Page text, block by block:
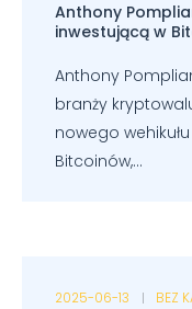
Anthony
inwestującą w
Anthony
branży
nowego
Bitcoinów,...
2025-06-13 BEZ